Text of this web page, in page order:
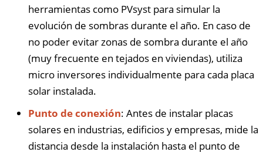
herramientas como PVsyst para simular la
evolución de sombras durante el año. En caso de
no poder evitar zonas de sombra durante el año
(muy frecuente en tejados en viviendas), utiliza
micro inversores individualmente para cada placa
solar instalada.
Punto de conexión: Antes de instalar placas
solares en industrias, edificios y empresas, mide la
distancia desde la instalación hasta el punto de